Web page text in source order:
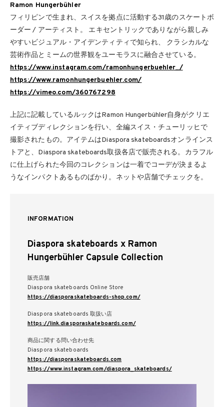
Ramon Hungerbühler
フィリピンで生まれ、スイスを拠点に活動する31歳のスケートボ
ーダー / アーティスト。 エキセントリックでありながら親しみ
やすいビジュアル・アイデンティティで知られ、 クラシカルな
芸術作品とミームの世界観をユーモラスに融合させている。
https://www.instagram.com/ramonhungerbuehler_/
https://www.ramonhungerbuehler.com/
https://vimeo.com/360767298
上記に記載しているルックはRamon Hungerbühler自身がクリエ
イティブディレクションを行い、全編スイス・チューリッヒで
撮影されたもの。アイテムはDiaspora skateboardsオンラインス
トアと、Diaspora skateboards取扱各店で販売される。カラフル
に仕上げられた今回のコレクションは一着でコーデが決まるよ
うなインパクトあるものばかり。ネットや店舗でチェックを。
INFORMATION
Diaspora skateboards x Ramon
Hungerbühler Capsule Collection
販売店舗
Diaspora skateboards Online Store
https://diasporaskateboards-shop.com/
Diaspora skateboards 取扱い店
https://link.diasporaskateboards.com/
商品に関する問い合わせ先
Diaspora skateboards
https://diasporaskateboards.com
https://www.instagram.com/diaspora_skateboards/